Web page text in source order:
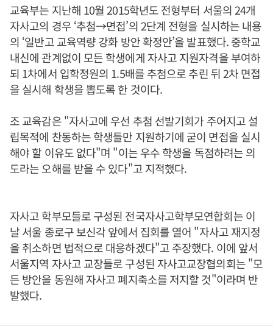
교육부는 지난해 10월 2015학년도 전형부터 서울의 24개
자사고의 경우 ‘추첨→면접’의 2단계 전형을 실시하는 내용
의 ‘일반고 교육역량 강화 방안 확정안’을 발표했다. 중학교
내신에 관계없이 모든 학생에게 자사고 지원자격을 부여하
되 1차에서 입학정원의 1.5배를 추첨으로 추린 뒤 2차 면접
을 실시해 학생을 뽑도록 한 것이다.
조 교육감은 "자사고에 우선 추첨 선발기회가 주어지고 설
립목적에 찬동하는 학생들만 지원하기에 굳이 면접을 실시
해야 할 이유도 없다"며 "이는 우수 학생을 독점하려는 의
도라는 오해를 받을 수 있다"고 지적했다.
자사고 학부모들로 구성된 전국자사고학부모연합회는 이
날 서울 종로구 보신각 앞에서 집회를 열어 "자사고 재지정
을 취소하면 법적으로 대응하겠다"고 주장했다. 이에 앞서
서울지역 자사고 교장들로 구성된 자사고교장협의회는 "모
든 방안을 동원해 자사고 폐지축소를 저지할 것"이라며 반
발했다.